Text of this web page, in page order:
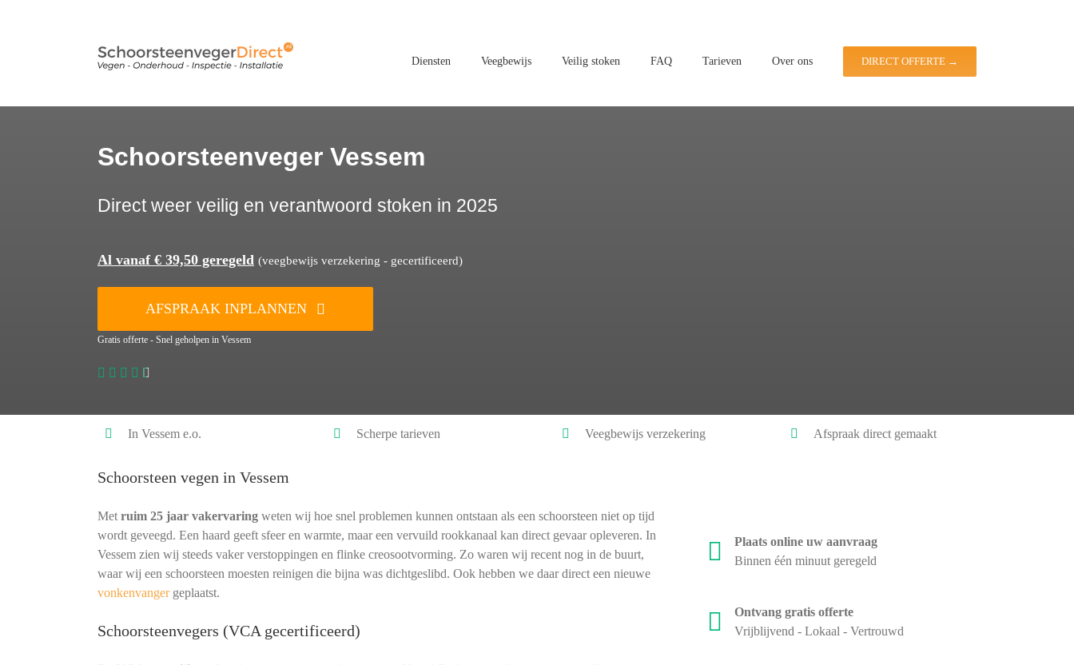
Diensten Veegbewijs Veilig stoken FAQ Tarieven Over ons DIRECT OFFERTE →
Schoorsteenveger Vessem
Direct weer veilig en verantwoord stoken in 2025
Al vanaf € 39,50 geregeld (veegbewijs verzekering - gecertificeerd)
AFSPRAAK INPLANNEN
Gratis offerte - Snel geholpen in Vessem
In Vessem e.o. Scherpe tarieven Veegbewijs verzekering Afspraak direct gemaakt
Schoorsteen vegen in Vessem
Met ruim 25 jaar vakervaringweten wij hoe snel problemen kunnen ontstaan als een schoorsteen niet op tijd
wordt geveegd. Een haard geeft sfeer en warmte, maar een vervuild rookkanaal kan direct gevaar opleveren. In
Vessem zien wij steeds vaker verstoppingen en flinke creosootvorming. Zo waren wij recent nog in de buurt,
waar wij een schoorsteen moesten reinigen die bijna was dichtgeslibd. Ook hebben we daar direct een nieuwe
vonkenvangergeplaatst.
Schoorsteenvegers (VCA gecertificeerd)
Plaats online uw aanvraag
Binnen één minuut geregeld
Ontvang gratis offerte
Vrijblijvend - Lokaal - Vertrouwd